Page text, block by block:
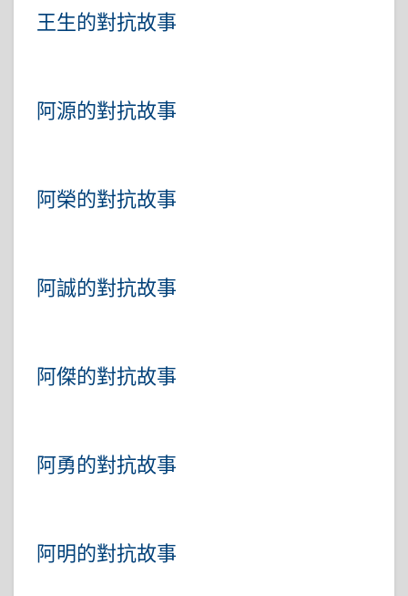
王生的對抗故事
阿源的對抗故事
阿榮的對抗故事
阿誠的對抗故事
阿傑的對抗故事
阿勇的對抗故事
阿明的對抗故事